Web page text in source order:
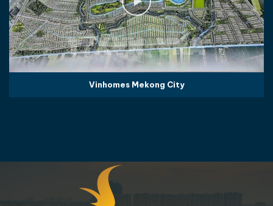
Vinhomes Mekong City